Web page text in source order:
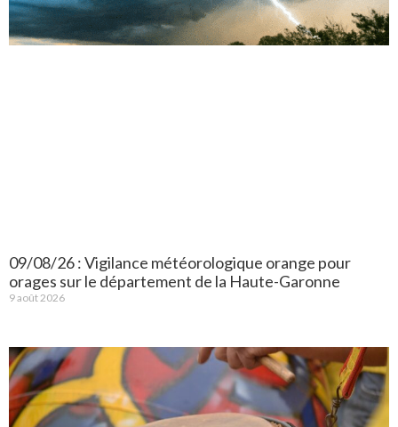
09/08/26 : Vigilance météorologique orange pour
orages sur le département de la Haute-Garonne
9 août 2026